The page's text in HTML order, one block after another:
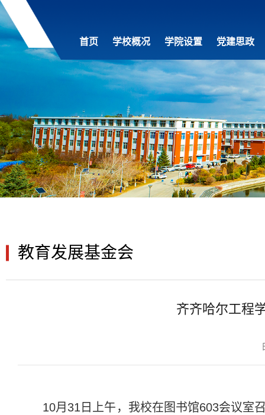
首页 学校概况 学院设置 党建思政
教育发展基金会
齐齐哈尔工程
10月 31 日上午，我校在图书馆603会议室